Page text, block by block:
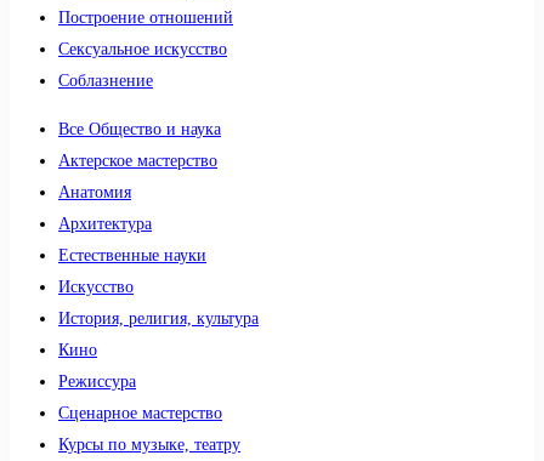
Построение отношений
Сексуальное искусство
Соблазнение
Все Общество и наука
Актерское мастерство
Анатомия
Архитектура
Естественные науки
Искусство
История, религия, культура
Кино
Режиссура
Сценарное мастерство
Курсы по музыке, театру